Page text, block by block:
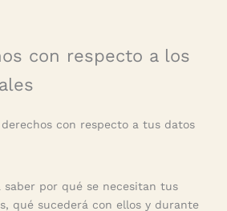
con respecto a los
con respecto a tus datos
saber por qué se necesitan tus
qué sucederá con ellos y durante